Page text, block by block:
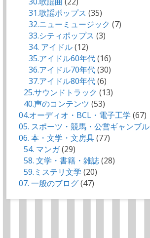
31.歌謡ポップス (35)
32.ニューミュージック (7)
33.シティポップス (3)
34. アイドル(12)
35.アイドル60年代(16)
36.アイドル70年代(30)
37.アイドル80年代(6)
25.サウンドトラック (13)
40.声のコンテンツ (53)
04.オーディオ・BCL・電子工学 (67)
05. スポーツ・競馬・公営ギャンブル
06. 本・文学・文房具(77)
54. マンガ(29)
58. 文学・書籍・雑誌(28)
59.ミステリ文学 (20)
07. 一般のブログ(47)